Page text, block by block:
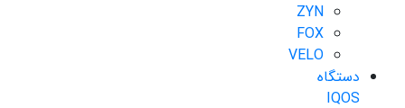
ZYN
FOX
VELO
دستگاه
IQOS